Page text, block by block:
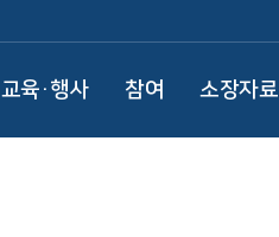
교육·행사 참여 소장자료